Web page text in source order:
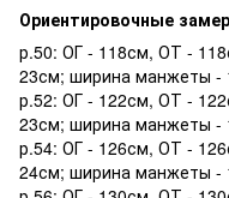
Ориентировочные
р.50: ОГ - 118см, ОТ -
23см; ширина манжеты -
р.52: ОГ - 122см, ОТ -
23см; ширина манжеты -
р.54: ОГ - 126см, ОТ -
24см; ширина манжеты -